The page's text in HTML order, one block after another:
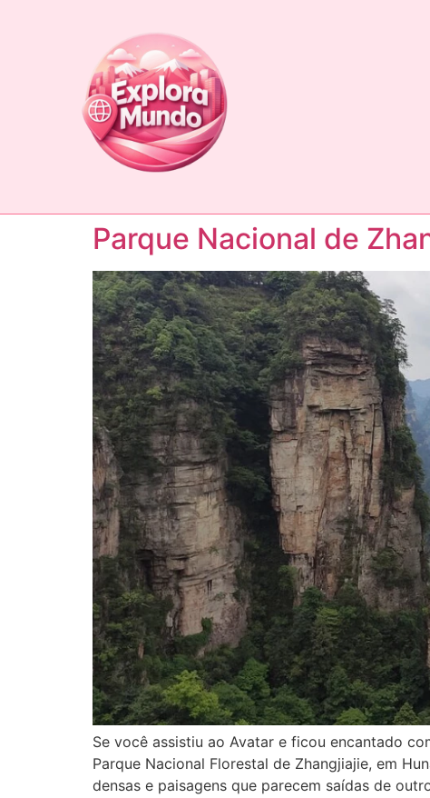
Parque Nacional de
Se você assistiu ao Avatar e ficou encantado
Parque Nacional Florestal de Zhangjiajie, em
densas e paisagens que parecem saídas de